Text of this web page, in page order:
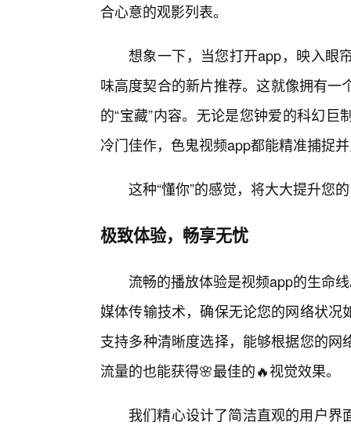
合心意的观影列表。
想象一下，当您打开app，映入眼
味高度契合的新片推荐。这就像拥有
的“宝藏”内容。无论是您钟爱的科幻
冷门佳作，色鬼视频app都能精准捕捉
这种“懂你”的感觉，将大大提升您
极致体验，畅享无忧
流畅的播放体验是视频app的生命
媒体传输技术，确保无论您的网络状
支持多种清晰度选择，能够根据您的
流量的也能获得🌸最佳的🔥视觉效果。
我们精心设计了简洁直观的用户